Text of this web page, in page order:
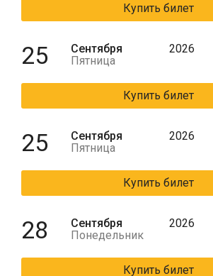
Купить билет
25
Сентября
Пятница
2026
Купить билет
25
Сентября
Пятница
2026
Купить билет
28
Сентября
Понедельник
2026
Купить билет